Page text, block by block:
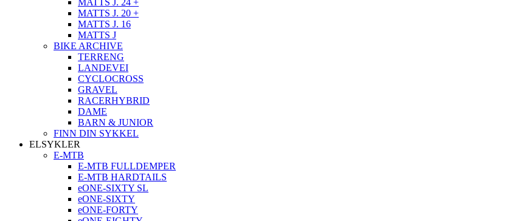
MATTS J. 24 +
MATTS J. 20 +
MATTS J. 16
MATTS J
BIKE ARCHIVE
TERRENG
LANDEVEI
CYCLOCROSS
GRAVEL
RACERHYBRID
DAME
BARN & JUNIOR
FINN DIN SYKKEL
ELSYKLER
E-MTB
E-MTB FULLDEMPER
E-MTB HARDTAILS
eONE-SIXTY SL
eONE-SIXTY
eONE-FORTY